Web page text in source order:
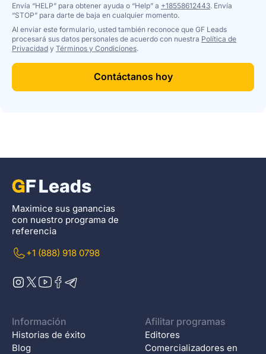
Envía “HELP” para obtener ayuda o “Help” a +18558612443. Envía
“STOP” para darte de baja en cualquier momento.
Al enviar este formulario, usted también reconoce que GF Leads
procesará sus datos personales de acuerdo con nuestra Política de
Privacidad y Términos y Condiciones.
Contáctanos hoy
Maximice sus ganancias
con nuestro programa de
referencia
+1 (888) 918 0798
Información
Historias de éxito
Blog
Afilitar programas
Editores
Comercializadores en